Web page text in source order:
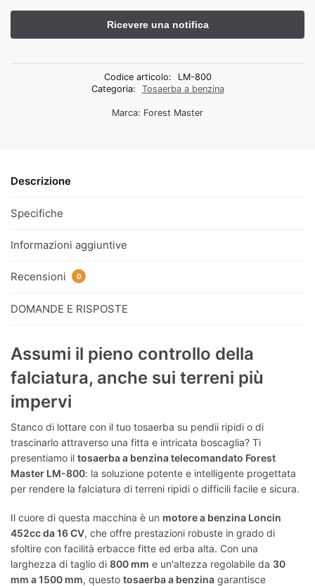
Codice articolo:
LM-800
Categoria:
Tosaerba a benzina
Marca: Forest Master
Descrizione
Specifiche
Informazioni aggiuntive
Recensioni 0
DOMANDE E RISPOSTE
Assumi il pieno controllo della
falciatura, anche sui terreni più
impervi
Stanco di lottare con il tuo tosaerba su pendii ripidi o di
trascinarlo attraverso una fitta e intricata boscaglia? Ti
presentiamo il tosaerba a benzina telecomandato Forest
Master LM-800: la soluzione potente e intelligente progettata
per rendere la falciatura di terreni ripidi o difficili facile e sicura.
Il cuore di questa macchina è un motore a benzina Loncin
452cc da 16 CV, che offre prestazioni robuste in grado di
sfoltire con facilità erbacce fitte ed erba alta. Con una
larghezza di taglio di 800 mm e un'altezza regolabile da 30
mm a 1500 mm, questo tosaerba a benzina garantisce